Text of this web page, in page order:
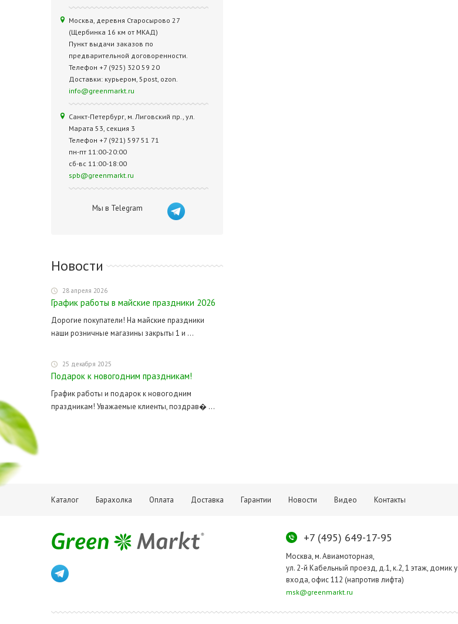
Москва, деревня Старосырово 27
(Щербинка 16 км от МКАД)
Пункт выдачи заказов по
предварительной договоренности.
Телефон +7 (925) 320 59 20
Доставки: курьером, 5post, ozon.
info@greenmarkt.ru
Санкт-Петербург, м. Лиговский пр., ул.
Марата 53, секция 3
Телефон +7 (921) 597 51 71
пн-пт 11:00-20:00
сб-вс 11:00-18:00
spb@greenmarkt.ru
Мы в Telegram
Новости
28 апреля 2026
График работы в майские праздники 2026
Дорогие покупатели! На майские праздники
наши розничные магазины закрыты 1 и ...
25 декабря 2025
Подарок к новогодним праздникам!
График работы и подарок к новогодним
праздникам! Уважаемые клиенты, поздрав� ...
Каталог Барахолка Оплата Доставка Гарантии Новости Видео Контакты
+7 (495) 649-17-95
Москва, м. Авиамоторная,
ул. 2-й Кабельный проезд, д.1, к.2, 1 этаж, домик у
входа, офис 112 (напротив лифта)
msk@greenmarkt.ru